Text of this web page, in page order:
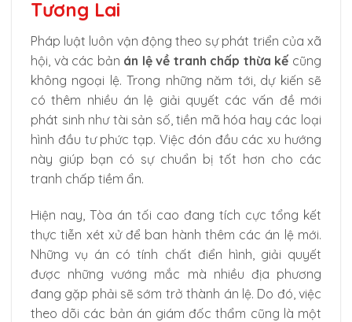
Tương Lai
Pháp luật luôn vận động theo sự phát triển của xã
hội, và các bản án lệ về tranh chấp thừa kế cũng
không ngoại lệ. Trong những năm tới, dự kiến sẽ
có thêm nhiều án lệ giải quyết các vấn đề mới
phát sinh như tài sản số, tiền mã hóa hay các loại
hình đầu tư phức tạp. Việc đón đầu các xu hướng
này giúp bạn có sự chuẩn bị tốt hơn cho các
tranh chấp tiềm ẩn.
Hiện nay, Tòa án tối cao đang tích cực tổng kết
thực tiễn xét xử để ban hành thêm các án lệ mới.
Những vụ án có tính chất điển hình, giải quyết
được những vướng mắc mà nhiều địa phương
đang gặp phải sẽ sớm trở thành án lệ. Do đó, việc
theo dõi các bản án giám đốc thẩm cũng là một